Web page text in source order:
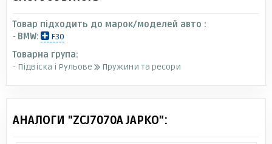
Товар підходить до марок/моделей авто :
- BMW:
F30
Товарна група:
- Підвіска і Рульове
Пружини та ресори
АНАЛОГИ "ZCJ7070A JAPKO":